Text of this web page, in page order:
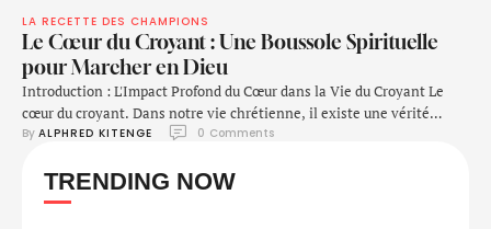
LA RECETTE DES CHAMPIONS
Le Cœur du Croyant : Une Boussole Spirituelle
pour Marcher en Dieu
Introduction : L'Impact Profond du Cœur dans la Vie du Croyant Le
cœur du croyant. Dans notre vie chrétienne, il existe une vérité
fondamentale : l’état de notre cœur détermine la direction de notre
cœur faux et nous invite à cultiver un …
By ALPHRED KITENGE 0 Comments
TRENDING NOW